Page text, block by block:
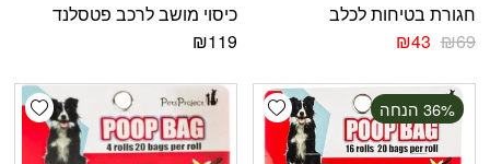
חגורת בטיחות לכלב
₪69
₪43
כיסוי מושב לרכב פטסלנד
₪119
Add wishlist ‫36% הנחה